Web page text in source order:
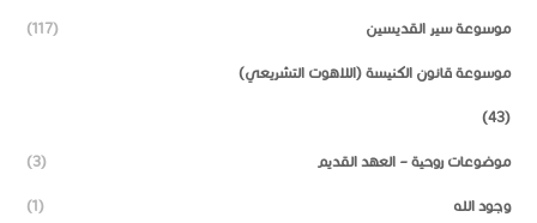
موسوعة سير القديسين (117)
موسوعة قانون الكنيسة (اللاهوت التشريعي)
(43)
موضوعات روحية – العهد القديم (3)
وجود الله (1)